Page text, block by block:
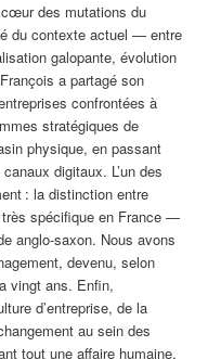
cœur des mutations du
du contexte actuel — entre
galopante, évolution
a partagé son
confrontées à
stratégiques de
physique, en passant
digitaux. L’un des
: la distinction entre
très spécifique en France —
anglo-saxon. Nous avons
devenu, selon
vingt ans. Enfin,
d’entreprise, de la
au sein des
tout une affaire humaine,